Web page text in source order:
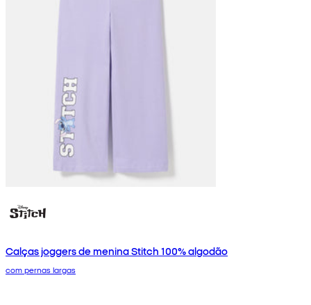
Calças joggers de menina Stitch 100% algodão
com pernas largas